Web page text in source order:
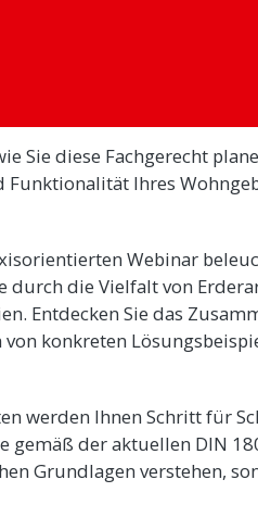
Sie diese Fachgerecht
Funktionalität Ihres
Webinar
durch die Vielfalt von
Entdecken Sie das
von konkreten
werden Ihnen Schritt für
gemäß der aktuellen DIN
Grundlagen verstehen,